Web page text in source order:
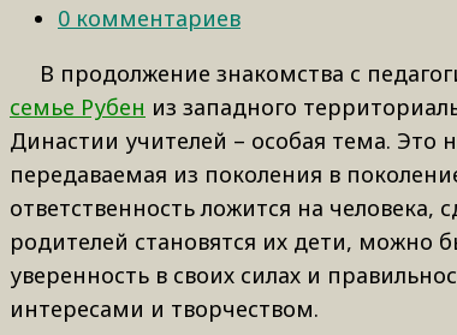
0 комментариев
В продолжение знакомства с
семье Рубен из западного
Династии учителей – особая тема. Это
передаваемая из поколения в
ответственность ложится на
родителей становятся их дети, можно
уверенность в своих силах и
интересами и творчеством.